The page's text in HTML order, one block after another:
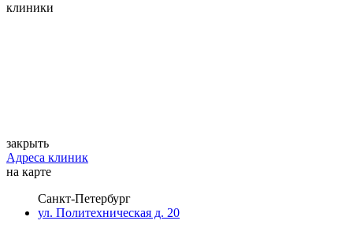
клиники
закрыть
Адреса клиник
на карте
Санкт-Петербург
ул. Политехническая д. 20